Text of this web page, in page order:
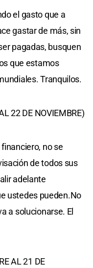
el gasto que a
gastar de más, sin
pagadas, busquen
que estamos
Tranquilos.
22 DE NOVIEMBRE)
no se
de todos sus
adelante
ustedes pueden.No
a solucionarse. El
AL 21 DE